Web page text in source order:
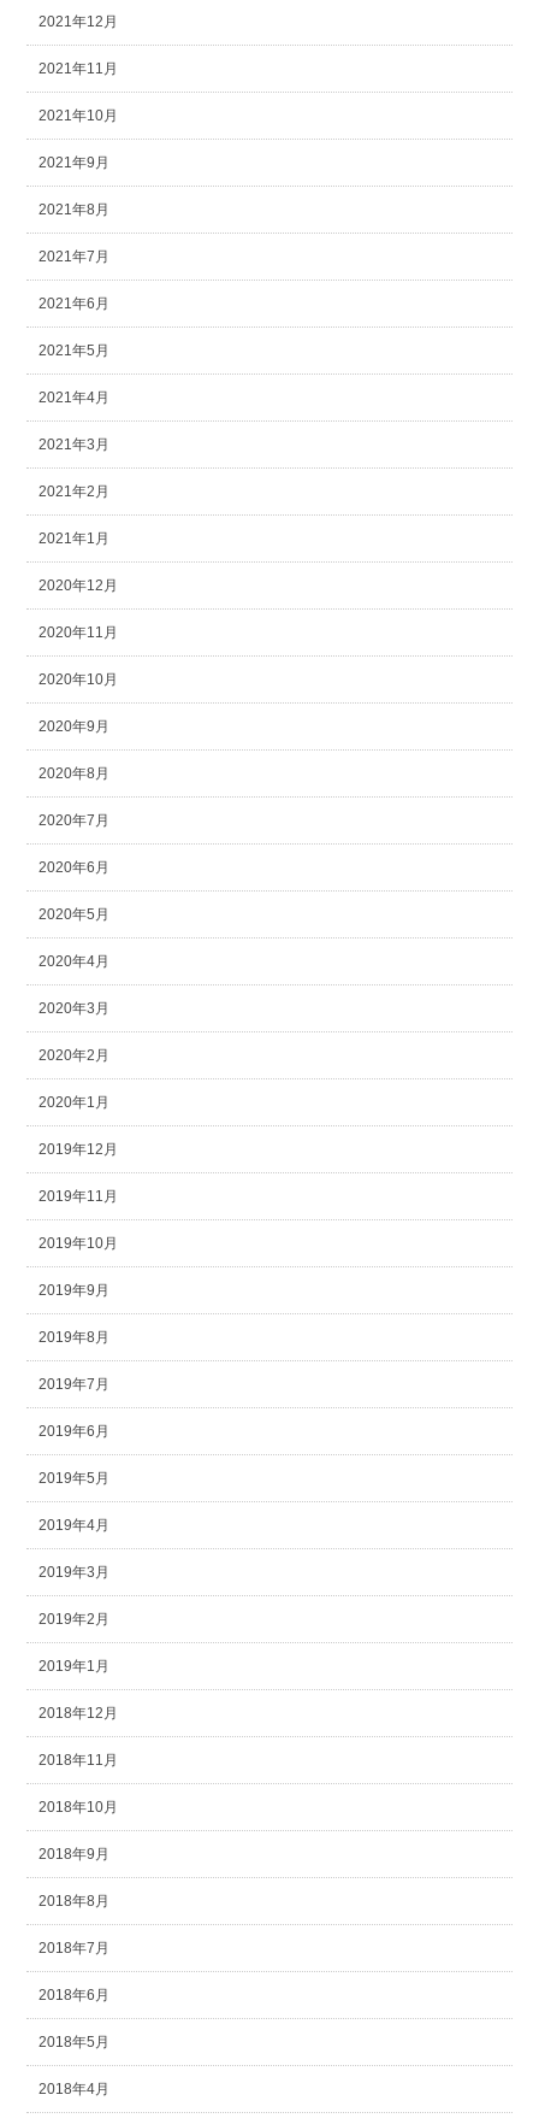
2021年12月
2021年11月
2021年10月
2021年9月
2021年8月
2021年7月
2021年6月
2021年5月
2021年4月
2021年3月
2021年2月
2021年1月
2020年12月
2020年11月
2020年10月
2020年9月
2020年8月
2020年7月
2020年6月
2020年5月
2020年4月
2020年3月
2020年2月
2020年1月
2019年12月
2019年11月
2019年10月
2019年9月
2019年8月
2019年7月
2019年6月
2019年5月
2019年4月
2019年3月
2019年2月
2019年1月
2018年12月
2018年11月
2018年10月
2018年9月
2018年8月
2018年7月
2018年6月
2018年5月
2018年4月